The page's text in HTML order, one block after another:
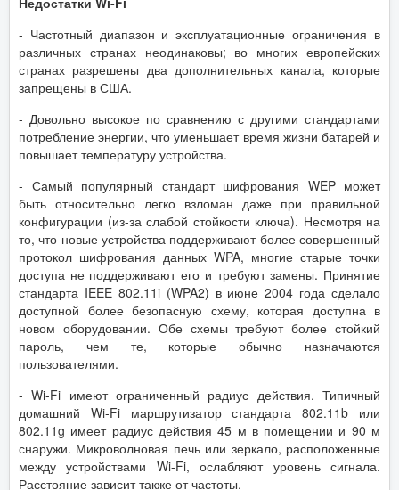
- Частотный диапазон и эксплуатационные ограничения в
различных странах неодинаковы; во многих европейских
странах разрешены два дополнительных канала, которые
запрещены в США.
- Довольно высокое по сравнению с другими стандартами
потребление энергии, что уменьшает время жизни батарей и
повышает температуру устройства.
- Самый популярный стандарт шифрования WEP может
быть относительно легко взломан даже при правильной
конфигурации (из-за слабой стойкости ключа). Несмотря на
то, что новые устройства поддерживают более совершенный
протокол шифрования данных WPA, многие старые точки
доступа не поддерживают его и требуют замены. Принятие
стандарта IEEE 802.11i (WPA2) в июне 2004 года сделало
доступной более безопасную схему, которая доступна в
новом оборудовании. Обе схемы требуют более стойкий
пароль, чем те, которые обычно назначаются
пользователями.
- Wi-Fi имеют ограниченный радиус действия. Типичный
домашний Wi-Fi маршрутизатор стандарта 802.11b или
802.11g имеет радиус действия 45 м в помещении и 90 м
снаружи. Микроволновая печь или зеркало, расположенные
между устройствами Wi-Fi, ослабляют уровень сигнала.
Расстояние зависит также от частоты.